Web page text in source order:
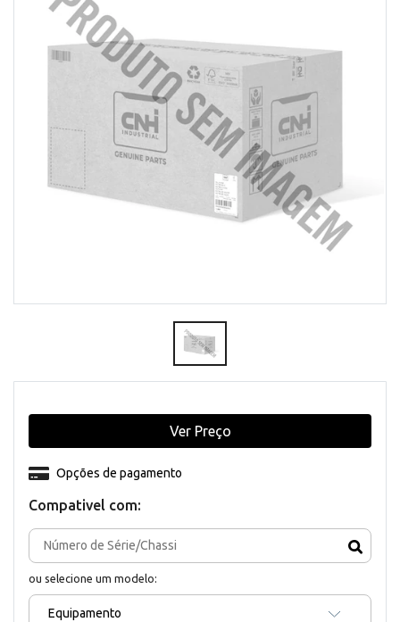
Compativel com:
ou selecione um modelo:
Equipamento
Opções de pagamento
Ver Preço